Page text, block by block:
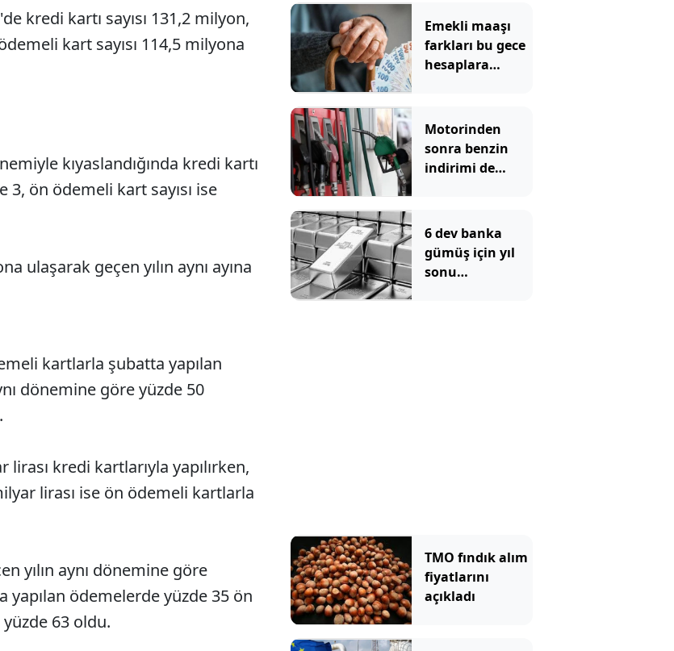
kredi kartı sayısı 131,2 milyon,
kart sayısı 114,5 milyona
kıyaslandığında kredi kartı
3, ön ödemeli kart sayısı ise
ulaşarak geçen yılın aynı ayına
kartlarla şubatta yapılan
dönemine göre yüzde 50
kredi kartlarıyla yapılırken,
lirası ise ön ödemeli kartlarla
yılın aynı dönemine göre
yapılan ödemelerde yüzde 35 ön
63 oldu.
Emekli maaşı
farkları bu gece
hesaplara
Motorinden
sonra benzin
indirimi de
6 dev banka
gümüş için yıl
sonu
TMO fındık alım
fiyatlarını
açıkladı